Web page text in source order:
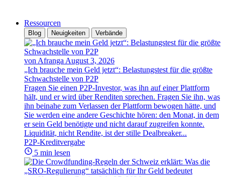
Ressourcen
Blog Neuigkeiten Verbände
von Afranga August 3, 2026
„Ich brauche mein Geld jetzt“: Belastungstest für die größte
Schwachstelle von P2P
Fragen Sie einen P2P-Investor, was ihn auf einer Plattform
hält, und er wird über Renditen sprechen. Fragen Sie ihn, was
ihn beinahe zum Verlassen der Plattform bewogen hätte, und
Sie werden eine andere Geschichte hören: den Monat, in dem
er sein Geld benötigte und nicht darauf zugreifen konnte.
Liquidität, nicht Rendite, ist der stille Dealbreaker...
P2P-Kreditvergabe
5 min lesen